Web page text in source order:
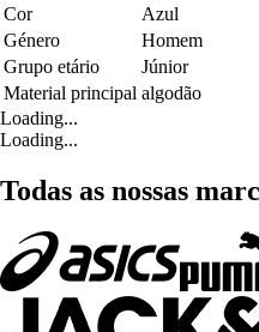
Cor
Azul
Género
Homem
Grupo etário
Júnior
Material principal algodão
Loading...
Loading...
Todas as nossas